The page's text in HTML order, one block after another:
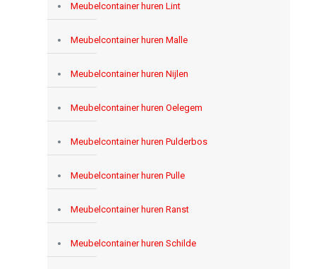
Meubelcontainer huren Lint
Meubelcontainer huren Malle
Meubelcontainer huren Nijlen
Meubelcontainer huren Oelegem
Meubelcontainer huren Pulderbos
Meubelcontainer huren Pulle
Meubelcontainer huren Ranst
Meubelcontainer huren Schilde